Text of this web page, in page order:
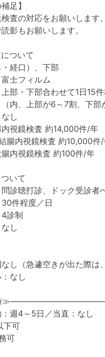
足】
査の対応をお願いします。
影もお願いします。
ついて
・経口）、下部
富士フィルム
上部・下部合わせて1日15
が6～7割、下部が3
し
内視鏡検査 約14,000件/年
視鏡検査 約10,000件/
鏡検査 約100件/年
いて
問診聴打診、ドック受診
30件程度／日
4診制
し
なし（急遽空きが出た際は
なし
時
週4～5日／当直：なし
下可
可